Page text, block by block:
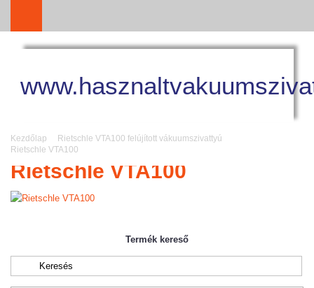
Kezdőlap
Rietschle VTA100 felújított vákuumszivattyú
Rietschle VTA100
Rietschle VTA100
Termék kereső